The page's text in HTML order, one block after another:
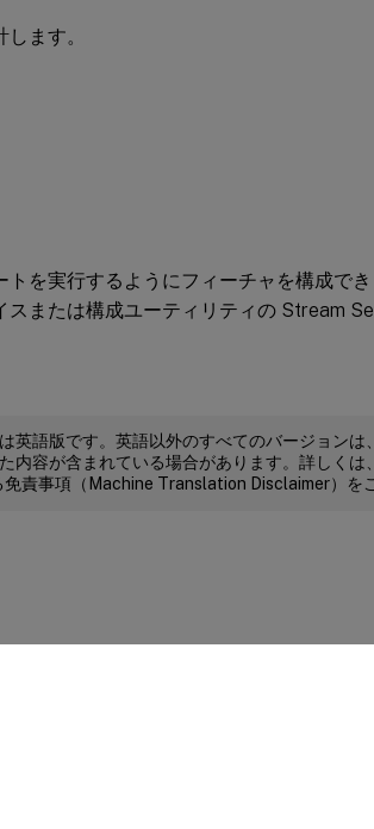
ます。
を実行するようにフィーチャを構成で
または構成ユーティリティの Stream
英語版です。英語以外のすべてのバージョンは
内容が含まれている場合があります。詳しくは、
責事項（Machine Translation Disclaimer）を